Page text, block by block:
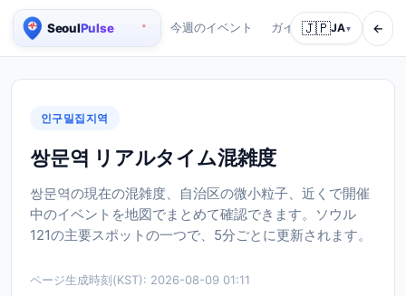
ソウル リアルタイム人口マップ
今週のイベント ガイド 会社紹介
🇯🇵JA▾ ←
인구밀집지역
쌍문역 リアルタイム混雑度
쌍문역の現在の混雑度、自治区の微小粒子、近くで開催
中のイベントを地図でまとめて確認できます。ソウル
121の主要スポットの一つで、5分ごとに更新されます。
ページ生成時刻(KST): 2026-08-09 01:11